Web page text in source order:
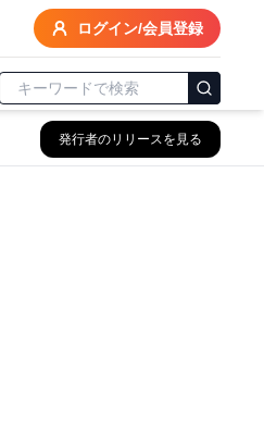
ログイン/会員登録
発行者のリリースを見る